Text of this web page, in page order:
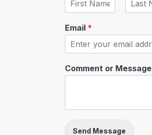
i
rEmail *
Comment or Message
Send Message